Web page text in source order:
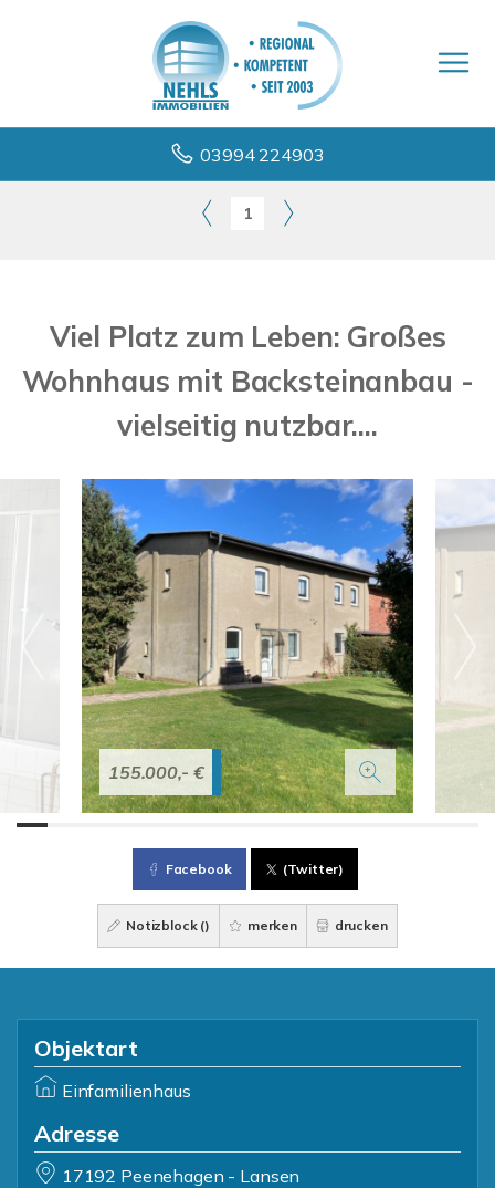
03994 224903
1
Viel Platz zum Leben: Großes
Wohnhaus mit Backsteinanbau -
vielseitig nutzbar....
155.000,- €
Facebook (Twitter)
Notizblock () merken drucken
Objektart
Einfamilienhaus
Adresse
17192 Peenehagen - Lansen